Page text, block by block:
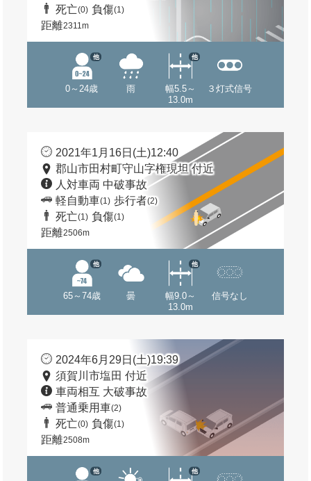
死亡(0) 負傷(1)
距離2311m
0～24歳
他
雨
幅5.5～
13.0m
他
３灯式信号
2021年1月16日(土)12:40
郡山市田村町守山字権現坦 付近
人対車両 中破事故
軽自動車(1) 歩行者(2)
死亡(1) 負傷(1)
距離2506m
65～74歳
他
曇
幅9.0～
13.0m
他
信号なし
2024年6月29日(土)19:39
須賀川市塩田 付近
車両相互 大破事故
普通乗用車(2)
死亡(0) 負傷(1)
距離2508m
他 他